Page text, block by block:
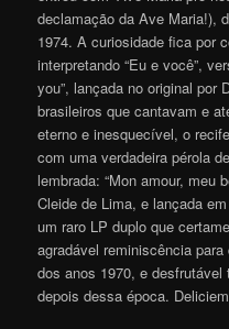
declamação da Ave Maria!),
1974. A curiosidade fica por
interpretando “Eu e você”,
you”, lançada no original por
brasileiros que cantavam e
eterno e inesquecível, o
com uma verdadeira pérola
lembrada: “Mon amour, meu
Cleide de Lima, e lançada
um raro LP duplo que
agradável reminiscência
dos anos 1970, e
depois dessa época.